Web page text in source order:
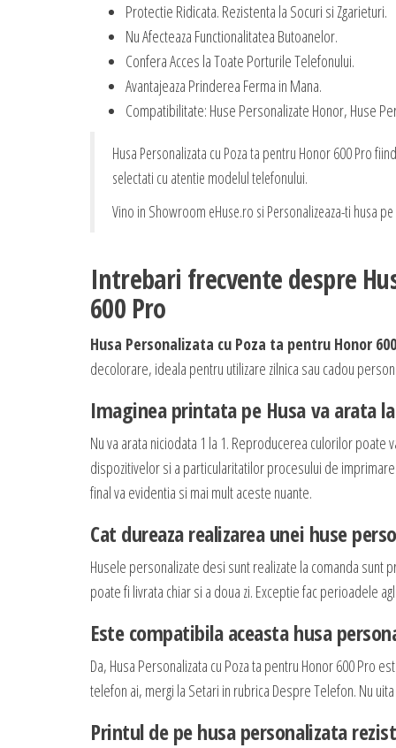
Protectie Ridicata. Rezistenta la Socuri si Zgarieturi.
Nu Afecteaza Functionalitatea Butoanelor.
Confera Acces la Toate Porturile Telefonului.
Avantajeaza Prinderea Ferma in Mana.
Compatibilitate: Huse Personalizate Honor, Huse
Husa Personalizata cu Poza ta pentru Honor 600 Pro
selectati cu atentie modelul telefonului.
Vino in Showroom eHuse.ro si Personalizeaza-ti husa
Intrebari frecvente despre
600 Pro
Husa Personalizata cu Poza ta pentru Honor
decolorare, ideala pentru utilizare zilnica sau cadou
Imaginea printata pe Husa va arata
Nu va arata niciodata 1 la 1. Reproducerea culorilor
dispozitivelor si a particularitatilor procesului de
final va evidentia si mai mult aceste nuante.
Cat dureaza realizarea unei huse
Husele personalizate desi sunt realizate la comanda
poate fi livrata chiar si a doua zi. Exceptie fac perioadele
Este compatibila aceasta husa
Da, Husa Personalizata cu Poza ta pentru Honor 600 Pro
telefon ai, mergi la Setari in rubrica Despre Telefon. Nu
Printul de pe husa personalizata